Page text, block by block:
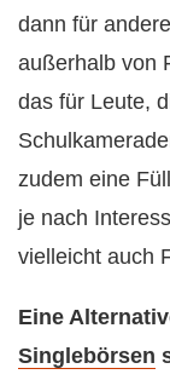
dann für
außerhalb von
das für Leute,
zudem eine
je nach
vielleicht auch
Eine
Singlebörsen